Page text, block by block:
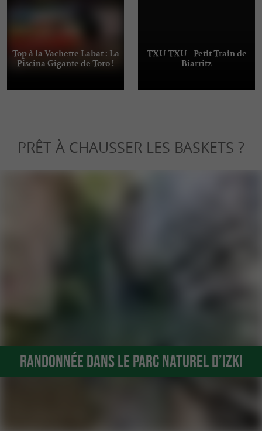
Top à la Vachette Labat : La
Piscina Gigante de Toro !
TXU TXU - Petit Train de
Biarritz
PRÊT À CHAUSSER LES BASKETS ?
Randonnée dans le Parc Naturel d’Izki